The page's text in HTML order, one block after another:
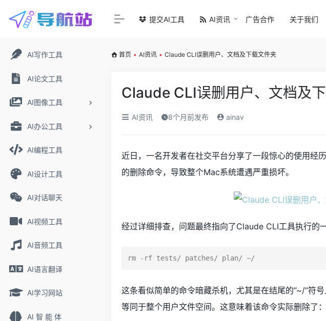
AI写作工具
AI论文工具
AI图像工具
AI办公工具
AI编程工具
AI设计工具
AI对话聊天
AI视频工具
AI音频工具
AI语言翻译
AI学习网站
AI 智 能 体
提交AI工具 AI资讯 广告合作 关于我们
首页 • AI资讯 • Claude CLI误删用户、文档及下载文件夹
Claude CLI误删用户、文档及
AI资讯 8个月前发布 ainav
近日，一名开发者在社交平台分享了一段惊心的使用经
的删除命令，导致整个Mac系统遭遇严重损坏。
经过详细排查，问题最终指向了Claude CLI工具执行的一
rm -rf tests/ patches/ plan/ ~/
这条看似简单的命令暗藏杀机，尤其是在结尾的”~/”符
等同于整个用户文件空间。这意味着该命令实际删除了：